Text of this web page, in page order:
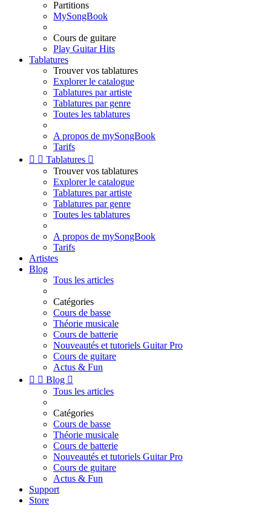
Partitions
MySongBook
Cours de guitare
Play Guitar Hits
Tablatures
Trouver vos tablatures
Explorer le catalogue
Tablatures par artiste
Tablatures par genre
Toutes les tablatures
A propos de mySongBook
Tarifs
  Tablatures 
Trouver vos tablatures
Explorer le catalogue
Tablatures par artiste
Tablatures par genre
Toutes les tablatures
A propos de mySongBook
Tarifs
Artistes
Blog
Tous les articles
Catégories
Cours de basse
Théorie musicale
Cours de batterie
Nouveautés et tutoriels Guitar Pro
Cours de guitare
Actus & Fun
  Blog 
Tous les articles
Catégories
Cours de basse
Théorie musicale
Cours de batterie
Nouveautés et tutoriels Guitar Pro
Cours de guitare
Actus & Fun
Support
Store